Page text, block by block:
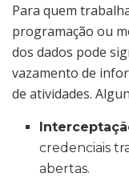
Para quem
programação ou
dos dados pode
vazamento de
de atividades.
credenciais
abertas.